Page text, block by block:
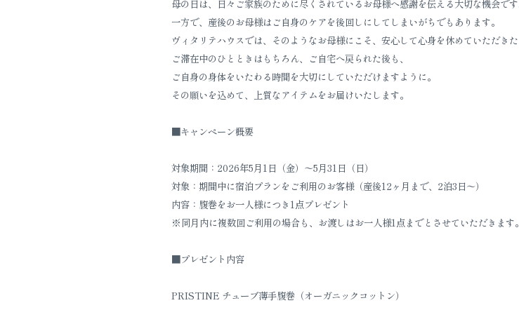
母の日は、日々ご家族のために尽くされているお母様へ感謝を伝える大切な機会です
一方で、産後のお母様はご自身のケアを後回しにしてしまいがちでもあります。
ヴィタリテハウスでは、そのようなお母様にこそ、安心して心身を休めていただき
ご滞在中のひとときはもちろん、ご自宅へ戻られた後も、
ご自身の身体をいたわる時間を大切にしていただけますように。
その願いを込めて、上質なアイテムをお届けいたします。
■キャンペーン概要
対象期間：2026年5月1日（金）〜5月31日（日）
対象：期間中に宿泊プランをご利用のお客様（産後12ヶ月まで、2泊3日〜）
内容：腹巻をお一人様につき1点プレゼント
※同月内に複数回ご利用の場合も、お渡しはお一人様1点までとさせていただきます。
■プレゼント内容
PRISTINE チューブ薄手腹巻（オーガニックコットン）